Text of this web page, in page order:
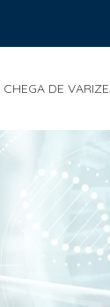
CHEGA DE